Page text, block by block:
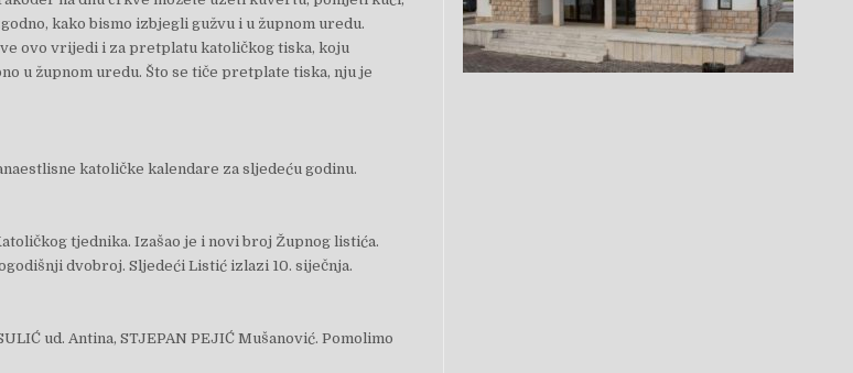
kako bismo izbjegli gužvu i u župnom uredu.
ovo vrijedi i za pretplatu katoličkog tiska, koju
u župnom uredu. Što se tiče pretplate tiska, nju je
katoličke kalendare za sljedeću godinu.
tjednika. Izašao je i novi broj Župnog listića.
dvobroj. Sljedeći Listić izlazi 10. siječnja.
ud. Antina, STJEPAN PEJIĆ Mušanović. Pomolimo